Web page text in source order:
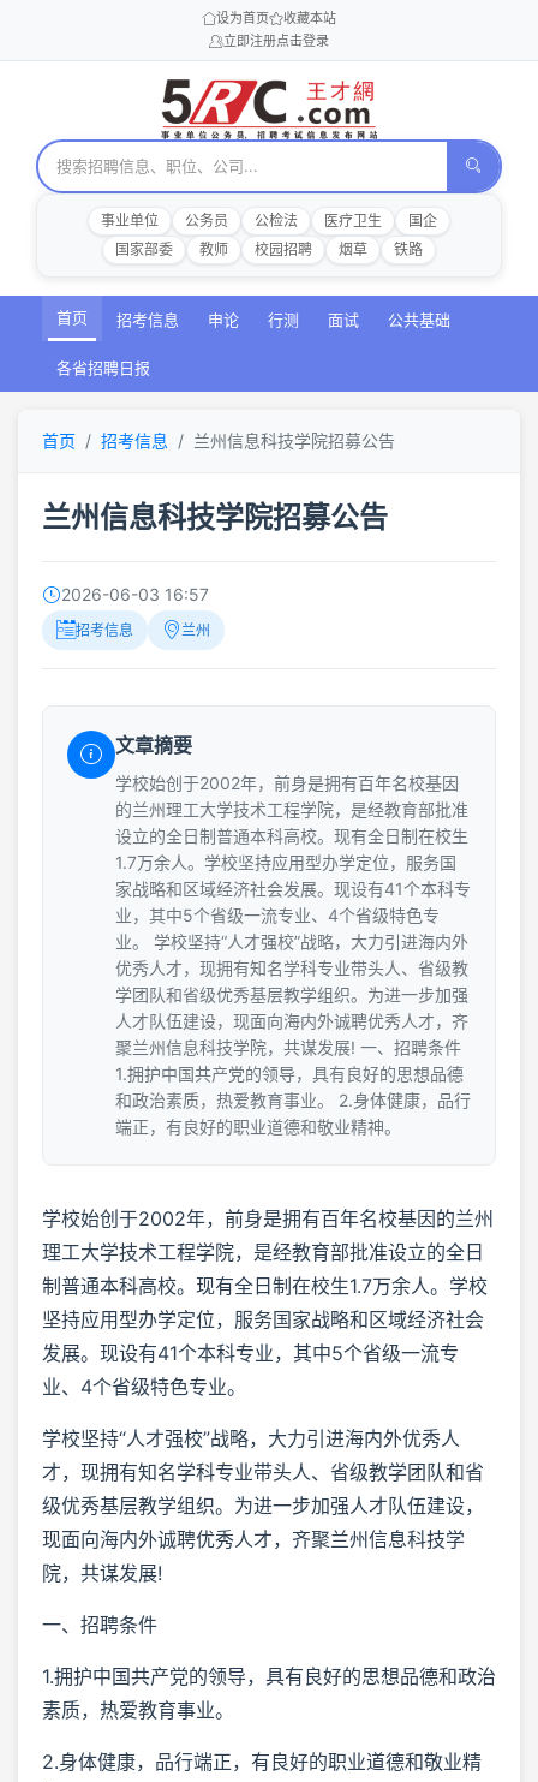
设为首页
收藏本站
立即注册点击登录
事业单位 公务员 公检法 医疗卫生
国企
国家部委
教师 校园招聘 烟草 铁路
首页 招考信息 申论 行测 面试 公共基础
各省招聘日报
首页 招考信息 兰州信息科技学院招募公告
兰州信息科技学院招募公告
2026-06-03 16:57
招考信息 兰州
文章摘要
学校始创于2002年，前身是拥有百年名校基因
的兰州理工大学技术工程学院，是经教育部批准
设立的全日制普通本科高校。现有全日制在校生
1.7万余人。学校坚持应用型办学定位，服务国
家战略和区域经济社会发展。现设有41个本科专
业，其中5个省级一流专业、4个省级特色专
业。 学校坚持“人才强校”战略，大力引进海内外
优秀人才，现拥有知名学科专业带头人、省级教
学团队和省级优秀基层教学组织。为进一步加强
人才队伍建设，现面向海内外诚聘优秀人才，齐
聚兰州信息科技学院，共谋发展! 一、招聘条件
1.拥护中国共产党的领导，具有良好的思想品德
和政治素质，热爱教育事业。 2.身体健康，品行
端正，有良好的职业道德和敬业精神。
学校始创于2002年，前身是拥有百年名校基因的兰州
理工大学技术工程学院，是经教育部批准设立的全日
制普通本科高校。现有全日制在校生1.7万余人。学校
坚持应用型办学定位，服务国家战略和区域经济社会
发展。现设有41个本科专业，其中5个省级一流专
业、4个省级特色专业。
学校坚持“人才强校”战略，大力引进海内外优秀人
才，现拥有知名学科专业带头人、省级教学团队和省
级优秀基层教学组织。为进一步加强人才队伍建设，
现面向海内外诚聘优秀人才，齐聚兰州信息科技学
院，共谋发展!
一、招聘条件
1.拥护中国共产党的领导，具有良好的思想品德和政治
素质，热爱教育事业。
2.身体健康，品行端正，有良好的职业道德和敬业精